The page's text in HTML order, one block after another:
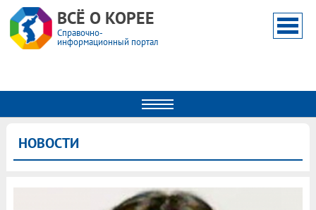
ВСЁ О КОРЕЕ
Справочно-
информационный портал
НОВОСТИ